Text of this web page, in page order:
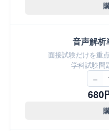
音声解析
面接試験だけを重
学科試験問
−
680